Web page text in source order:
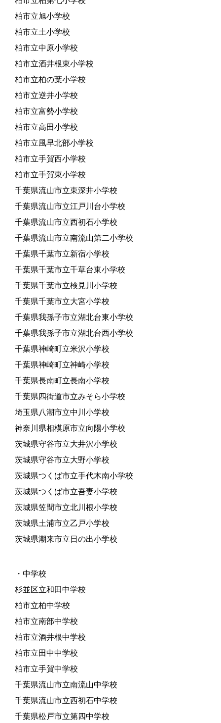
柏市立旭小学校
柏市立土小学校
柏市立中原小学校
柏市立酒井根東小学校
柏市立柏の葉小学校
柏市立逆井小学校
柏市立富勢小学校
柏市立高田小学校
柏市立風早北部小学校
柏市立手賀西小学校
柏市立手賀東小学校
千葉県流山市立東深井小学校
千葉県流山市立江戸川台小学校
千葉県流山市立西初石小学校
千葉県流山市立南流山第二小学校
千葉県千葉市立新宿小学校
千葉県千葉市立千草台東小学校
千葉県千葉市立検見川小学校
千葉県千葉市立大宮小学校
千葉県我孫子市立湖北台東小学校
千葉県我孫子市立湖北台西小学校
千葉県神崎町立米沢小学校
千葉県神崎町立神崎小学校
千葉県長南町立長南小学校
千葉県四街道市立みそら小学校
埼玉県八潮市立中川小学校
神奈川県相模原市立向陽小学校
茨城県守谷市立大井沢小学校
茨城県守谷市立大野小学校
茨城県つくば市立手代木南小学校
茨城県つくば市立吾妻小学校
茨城県笠間市立北川根小学校
茨城県土浦市立乙戸小学校
茨城県潮来市立日の出小学校
・中学校
杉並区立和田中学校
柏市立柏中学校
柏市立南部中学校
柏市立酒井根中学校
柏市立田中中学校
柏市立手賀中学校
千葉県流山市立南流山中学校
千葉県流山市立西初石中学校
千葉県松戸市立第四中学校